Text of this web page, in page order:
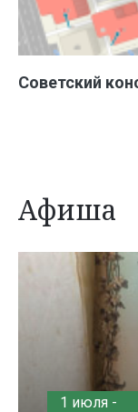
Советский
Афиша
1 июля -